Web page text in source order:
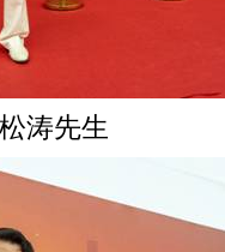
涛先生